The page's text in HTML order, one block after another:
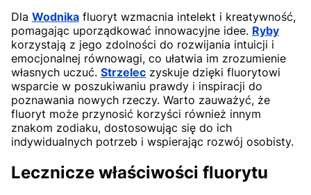
Dla Wodnika fluoryt wzmacnia intelekt i kreatywność,
pomagając uporządkować innowacyjne idee. Ryby
korzystają z jego zdolności do rozwijania intuicji i
emocjonalnej równowagi, co ułatwia im zrozumienie
własnych uczuć. Strzelec zyskuje dzięki fluorytowi
wsparcie w poszukiwaniu prawdy i inspiracji do
poznawania nowych rzeczy. Warto zauważyć, że
fluoryt może przynosić korzyści również innym
znakom zodiaku, dostosowując się do ich
indywidualnych potrzeb i wspierając rozwój osobisty.
Lecznicze właściwości fluorytu